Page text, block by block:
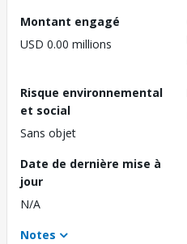
Montant engagé
USD 0.00 millions
Risque environnemental
et social
Sans objet
Date de dernière mise à
jour
N/A
Notes